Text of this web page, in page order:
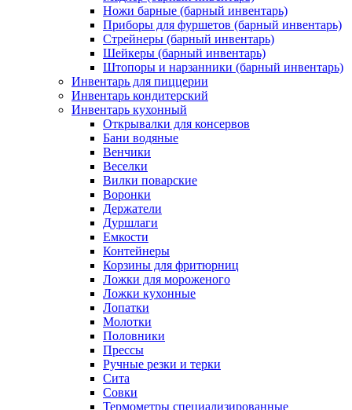
Ножи барные (барный инвентарь)
Приборы для фуршетов (барный инвентарь)
Стрейнеры (барный инвентарь)
Шейкеры (барный инвентарь)
Штопоры и нарзанники (барный инвентарь)
Инвентарь для пиццерии
Инвентарь кондитерский
Инвентарь кухонный
Открывалки для консервов
Бани водяные
Венчики
Веселки
Вилки поварские
Воронки
Держатели
Дуршлаги
Емкости
Контейнеры
Корзины для фритюрниц
Ложки для мороженого
Ложки кухонные
Лопатки
Молотки
Половники
Прессы
Ручные резки и терки
Сита
Совки
Термометры специализированные